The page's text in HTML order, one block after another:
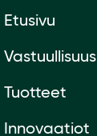
Etusivu
Vastuullisuus
Tuotteet
Innovaatiot